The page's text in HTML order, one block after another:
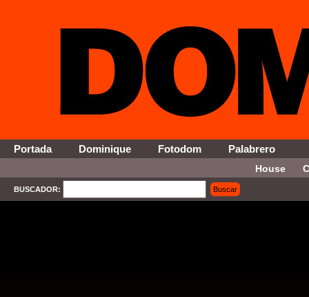
Portada Dominique Fotodom Palabrero
House
BUSCADOR:
Buscar